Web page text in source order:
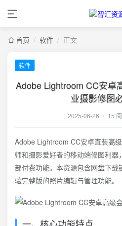
首页 / 软件 / 正文
软件
Adobe Lightroom CC安卓
业摄影修图
2025-06-26 / 15
Adobe Lightroom CC安卓直装高
师和摄影爱好者的移动端修图利
部付费功能。本资源包含网盘下
验完整版的照片编辑与管理功能。